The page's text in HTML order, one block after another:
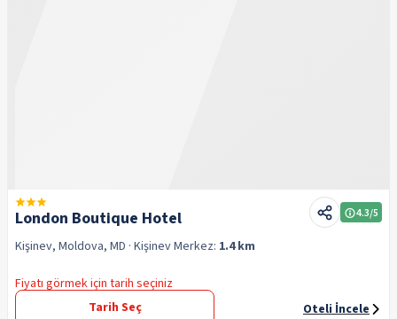
London Boutique Hotel 4.3/5
Kişinev, Moldova, MD · KişinevMerkez: 1.4 km
Fiyatı görmek için tarih seçiniz
Tarih Seç
Oteli İncele